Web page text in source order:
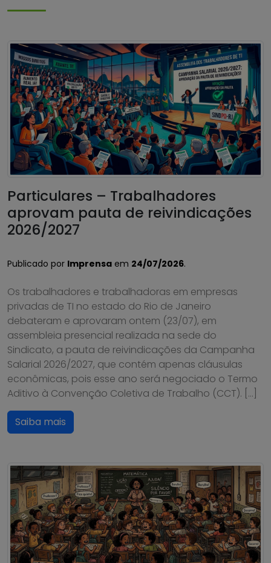
Particulares – Trabalhadores
aprovam pauta de reivindicações
2026/2027
Publicado por Imprensa em 24/07/2026.
Os trabalhadores e trabalhadoras em empresas
privadas de TI no estado do Rio de Janeiro
debateram e aprovaram ontem (23/07), em
assembleia presencial realizada na sede do
Sindicato, a pauta de reivindicações da Campanha
Salarial 2026/2027, que contém apenas cláusulas
econômicas, pois esse ano será negociado o Termo
Aditivo à Convenção Coletiva de Trabalho (CCT). […]
Saiba mais